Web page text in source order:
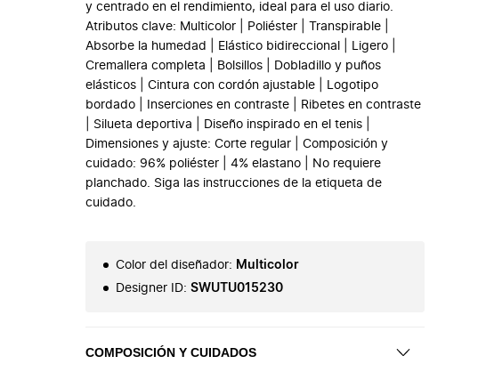
y centrado en el rendimiento, ideal para el uso diario.
Atributos clave: Multicolor | Poliéster | Transpirable |
Absorbe la humedad | Elástico bidireccional | Ligero |
Cremallera completa | Bolsillos | Dobladillo y puños
elásticos | Cintura con cordón ajustable | Logotipo
bordado | Inserciones en contraste | Ribetes en contraste
| Silueta deportiva | Diseño inspirado en el tenis |
Dimensiones y ajuste: Corte regular | Composición y
cuidado: 96% poliéster | 4% elastano | No requiere
planchado. Siga las instrucciones de la etiqueta de
cuidado.
Color del diseñador: Multicolor
Designer ID: SWUTU015230
COMPOSICIÓN Y CUIDADOS